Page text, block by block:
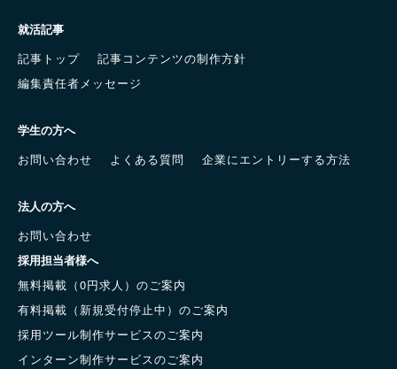
就活記事
記事トップ
記事コンテンツの制作方針
編集責任者メッセージ
学生の方へ
お問い合わせ
よくある質問 企業にエントリーする方法
法人の方へ
お問い合わせ
採用担当者様へ
無料掲載（0円求人）のご案内
有料掲載（新規受付停止中）のご案内
採用ツール制作サービスのご案内
インターン制作サービスのご案内